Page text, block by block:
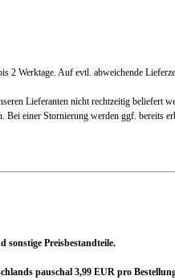
2 Werktage. Auf evtl. abweichende
Lieferanten nicht rechtzeitig beliefert
einer Stornierung werden ggf. bereits
sonstige Preisbestandteile.
pauschal 3,99 EUR pro